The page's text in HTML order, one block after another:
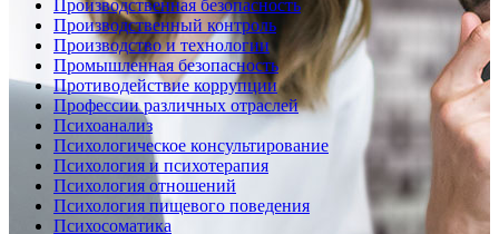
Производственная безопасность
Производственный контроль
Производство и технологии
Промышленная безопасность
Противодействие коррупции
Профессии различных отраслей
Психоанализ
Психологическое консультирование
Психология и психотерапия
Психология отношений
Психология пищевого поведения
Психосоматика